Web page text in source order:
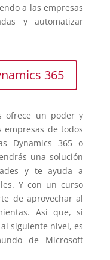
a las empresas
y automatizar
365
ofrece un poder y
de todos
Dynamics 365 o
una solución
y te ayuda a
Y con un curso
de aprovechar al
Así que, si
siguiente nivel, es
de Microsoft